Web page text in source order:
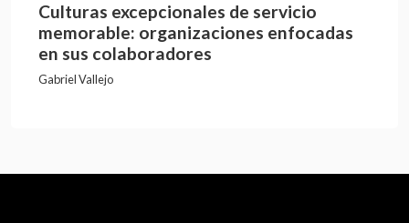
Culturas excepcionales de servicio
memorable: organizaciones enfocadas
en sus colaboradores
Gabriel Vallejo